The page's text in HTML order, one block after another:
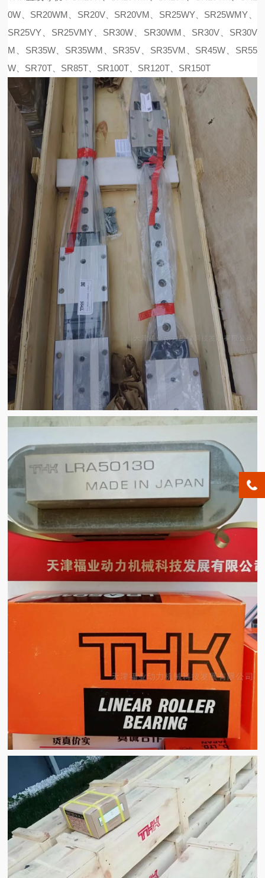
0W、SR20WM、SR20V、SR20VM、SR25WY、SR25WMY、
SR25VY、SR25VMY、SR30W、SR30WM、SR30V、SR30V
M、SR35W、SR35WM、SR35V、SR35VM、SR45W、SR55
W、SR70T、SR85T、SR100T、SR120T、SR150T